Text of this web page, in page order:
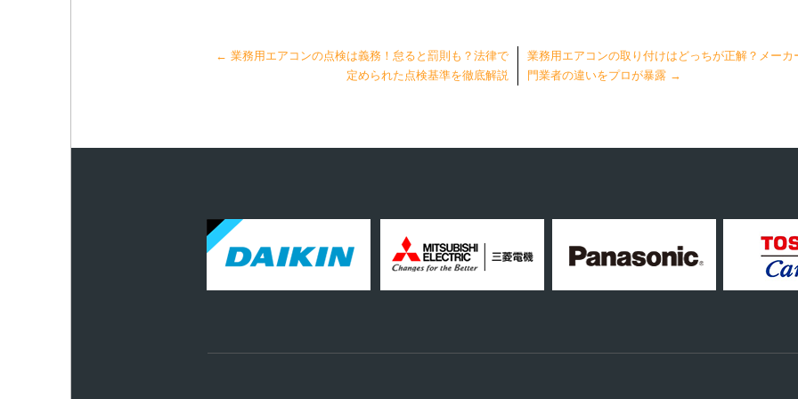
← 業務用エアコンの点検は義務！怠ると罰則も？法律で
定められた点検基準を徹底解説
業務用エアコンの取り付けはどっちが正解？メーカ
門業者の違いをプロが暴露 →